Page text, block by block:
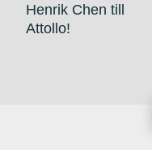
Henrik Chen till
Attollo!